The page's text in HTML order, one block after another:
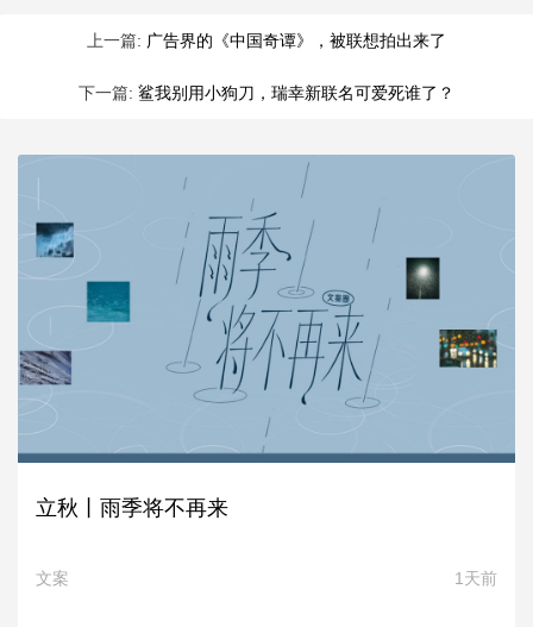
上一篇: 广告界的《中国奇谭》，被联想拍出来了
下一篇: 鲨我别用小狗刀，瑞幸新联名可爱死谁了？
立秋丨雨季将不再来
文案 1天前